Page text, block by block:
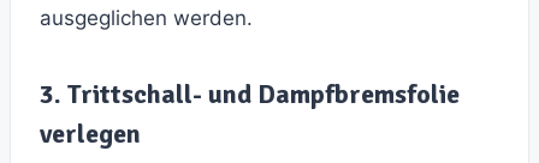
ausgeglichen werden.
3. Trittschall- und Dampfbremsfolie
verlegen